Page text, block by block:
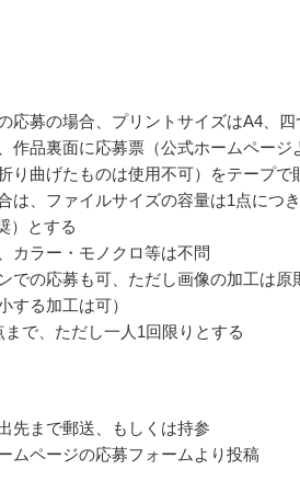
応募の場合、プリントサイズはA4、
作品裏面に応募票（公式ホームページ
り曲げたものは使用不可）をテープで
は、ファイルサイズの容量は1点につ
）とする
カラー・モノクロ等は不問
での応募も可、ただし画像の加工は原
する加工は可）
で、ただし一人1回限りとする
先まで郵送、もしくは持参
ムページの応募フォームより投稿